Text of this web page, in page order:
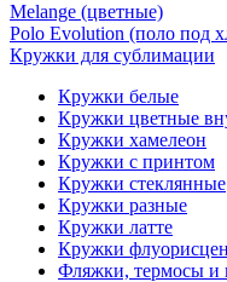
Melange (цветные)
Polo Evolution (поло под
Кружки для сублимации
Кружки белые
Кружки цветные
Кружки хамелеон
Кружки c принтом
Кружки стеклянные
Кружки разные
Кружки латте
Кружки
Фляжки, термосы и